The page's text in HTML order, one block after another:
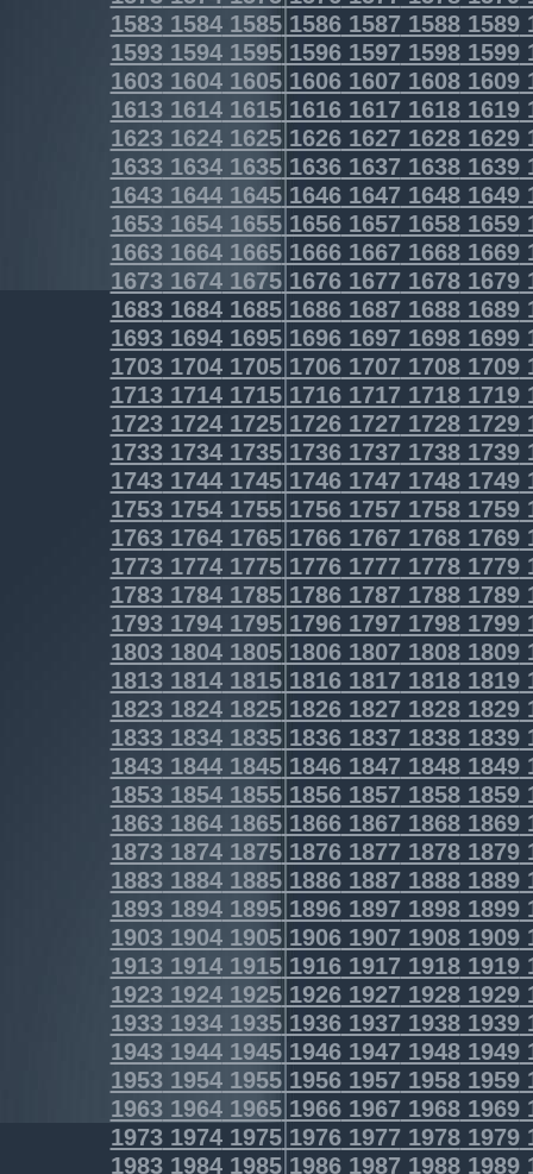
1583158415851586158715881589
1593159415951596159715981599
1603160416051606160716081609
1613161416151616161716181619
1623162416251626162716281629
1633163416351636163716381639
1643164416451646164716481649
1653165416551656165716581659
1663166416651666166716681669
1673167416751676167716781679
1683168416851686168716881689
1693169416951696169716981699
1703170417051706170717081709
1713171417151716171717181719
1723172417251726172717281729
1733173417351736173717381739
1743174417451746174717481749
1753175417551756175717581759
1763176417651766176717681769
1773177417751776177717781779
1783178417851786178717881789
1793179417951796179717981799
1803180418051806180718081809
1813181418151816181718181819
1823182418251826182718281829
1833183418351836183718381839
1843184418451846184718481849
1853185418551856185718581859
1863186418651866186718681869
1873187418751876187718781879
1883188418851886188718881889
1893189418951896189718981899
1903190419051906190719081909
1913191419151916191719181919
1923192419251926192719281929
1933193419351936193719381939
1943194419451946194719481949
1953195419551956195719581959
1963196419651966196719681969
1973197419751976197719781979
1983198419851986198719881989